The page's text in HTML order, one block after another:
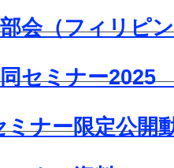
会（フィリピ
セミナー2025
ナー限定公開